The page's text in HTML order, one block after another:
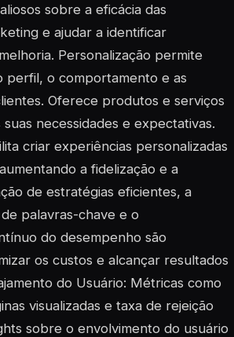
sobre a eficácia das
e ajudar a identificar
Personalização permite
perfil, o comportamento e as
Oferece produtos e serviços
suas necessidades e expectativas.
criar experiências personalizadas
a fidelização e a
de estratégias eficientes, a
palavras-chave e o
do desempenho são
os custos e alcançar resultados
do Usuário: Métricas como
visualizadas e taxa de rejeição
sobre o envolvimento do usuário